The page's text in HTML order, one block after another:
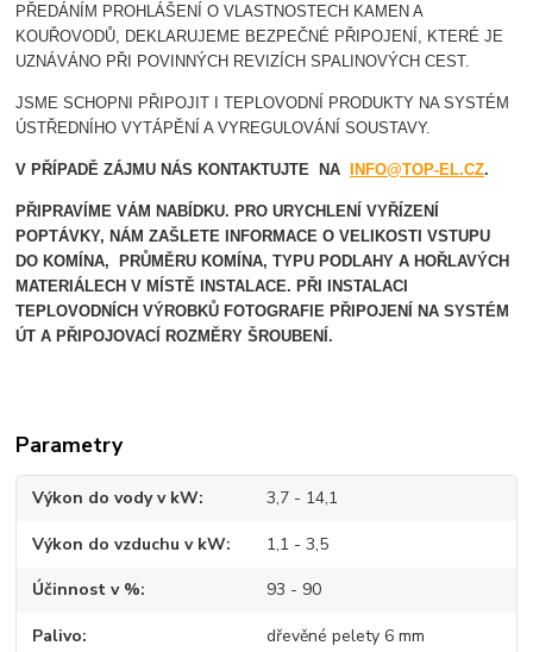
PŘEDÁNÍM PROHLÁŠENÍ O VLASTNOSTECH KAMEN A
KOUŘOVODŮ, DEKLARUJEME BEZPEČNÉ PŘIPOJENÍ, KTERÉ JE
UZNÁVÁNO PŘI POVINNÝCH REVIZÍCH SPALINOVÝCH CEST.
JSME SCHOPNI PŘIPOJIT I TEPLOVODNÍ PRODUKTY NA SYSTÉM
ÚSTŘEDNÍHO VYTÁPĚNÍ A VYREGULOVÁNÍ SOUSTAVY.
V PŘÍPADĚ ZÁJMU NÁS KONTAKTUJTE NAINFO@TOP-EL.CZ.
PŘIPRAVÍME VÁM NABÍDKU. PRO URYCHLENÍ VYŘÍZENÍ
POPTÁVKY, NÁM ZAŠLETE INFORMACE O VELIKOSTI VSTUPU
DO KOMÍNA, PRŮMĚRU KOMÍNA, TYPU PODLAHY A HOŘLAVÝCH
MATERIÁLECH V MÍSTĚ INSTALACE.PŘI INSTALACI
TEPLOVODNÍCH VÝROBKŮ FOTOGRAFIE PŘIPOJENÍ NA SYSTÉM
ÚT A PŘIPOJOVACÍ ROZMĚRY ŠROUBENÍ.
Parametry
Výkon do vody v kW 3,7 - 14,1
Výkon do vzduchu v kW 1,1 - 3,5
Účinnost v % 93 - 90
Palivo dřevěné pelety 6 mm